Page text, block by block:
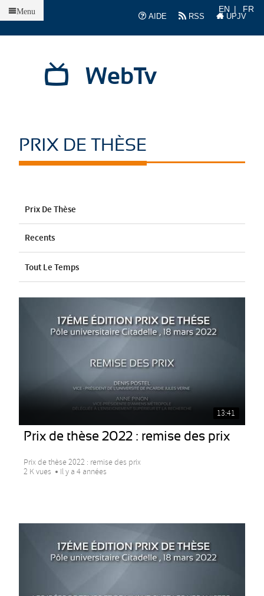
AIDE
RSS UPJV
EN FR
WebTv
Menu
PRIX DE THÈSE
Prix De Thèse
Recents
Tout Le Temps
13:41
Prix de thèse 2022 : remise des prix
Prix de thèse 2022 : remise des prix
2 K vues
Il y a 4 années